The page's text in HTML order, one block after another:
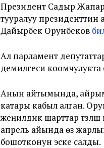
Президент Садыр
тууралуу
Дайырбек Орунбеков
Ал парламент
демилгеси
Анын айтымында,
катары кабыл алган.
жеңилдик шарттар
апрель айында өз
бошотконун эске салды.